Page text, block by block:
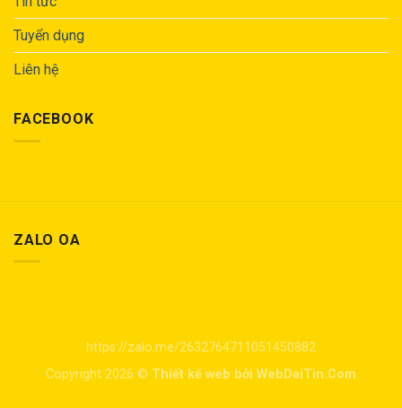
Tuyển dụng
Liên hệ
FACEBOOK
ZALO OA
https://zalo.me/2632764711051450882
Copyright 2026 © Thiết kế web bởi WebDaiTin.Com